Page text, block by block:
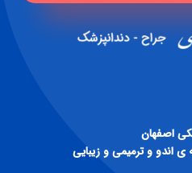
اصفهان
ی اندو و ترميمی و زيبايی